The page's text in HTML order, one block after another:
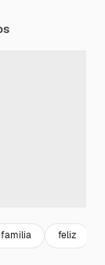
familia feliz